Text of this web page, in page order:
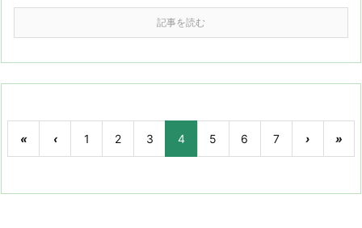
記事を読む
« ‹ 1 2 3 4 5 6 7 › »